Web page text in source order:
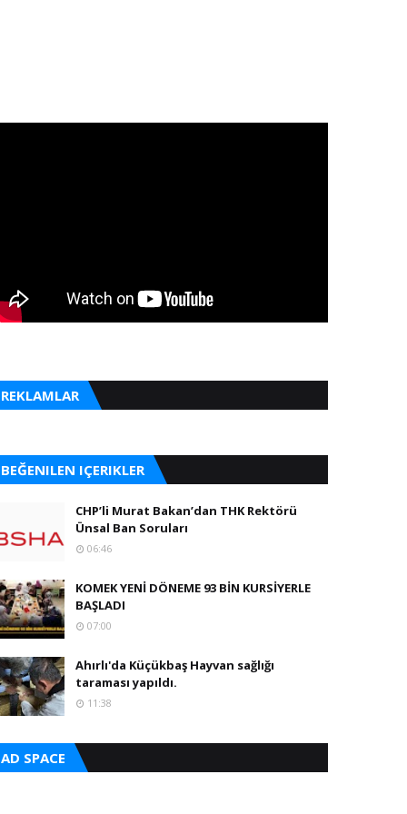
REKLAMLAR
BEĞENILEN IÇERIKLER
CHP’li Murat Bakan’dan THK Rektörü
Ünsal Ban Soruları
06:46
KOMEK YENİ DÖNEME 93 BİN KURSİYERLE
BAŞLADI
07:00
Ahırlı'da Küçükbaş Hayvan sağlığı
taraması yapıldı.
11:38
AD SPACE